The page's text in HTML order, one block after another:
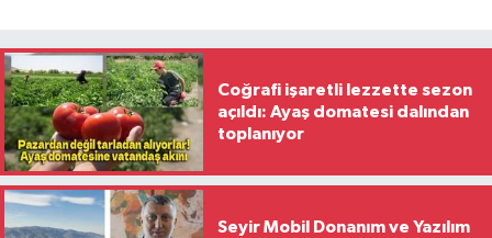
Coğrafi işaretli lezzette sezon
açıldı: Ayaş domatesi dalından
toplanıyor
Seyir Mobil Donanım ve Yazılım